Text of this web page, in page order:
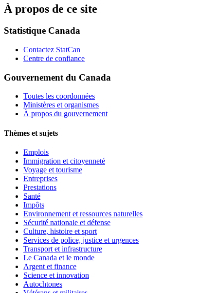
À propos de ce site
Statistique Canada
Contactez StatCan
Centre de confiance
Gouvernement du Canada
Toutes les coordonnées
Ministères et organismes
À propos du gouvernement
Thèmes et sujets
Emplois
Immigration et citoyenneté
Voyage et tourisme
Entreprises
Prestations
Santé
Impôts
Environnement et ressources naturelles
Sécurité nationale et défense
Culture, histoire et sport
Services de police, justice et urgences
Transport et infrastructure
Le Canada et le monde
Argent et finance
Science et innovation
Autochtones